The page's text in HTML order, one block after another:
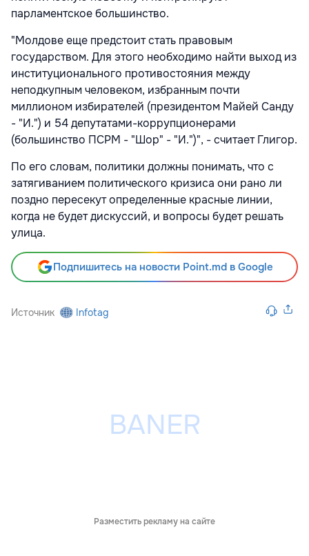
парламентское большинство.
"Молдове еще предстоит стать правовым
государством. Для этого необходимо найти выход из
институционального противостояния между
неподкупным человеком, избранным почти
миллионом избирателей (президентом Майей Санду
- "И.") и 54 депутатами-коррупционерами
(большинство ПСРМ - "Шор" - "И.")", - считает Глигор.
По его словам, политики должны понимать, что с
затягиванием политического кризиса они рано ли
поздно пересекут определенные красные линии,
когда не будет дискуссий, и вопросы будет решать
улица.
Подпишитесь на новости Point.md в Google
Источник Infotag
Разместить рекламу на сайте